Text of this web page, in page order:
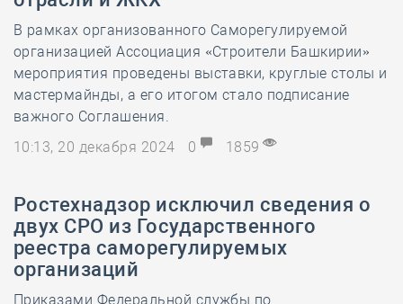
В рамках организованного Саморегулируемой
организацией Ассоциация «Строители Башкирии»
мероприятия проведены выставки, круглые столы и
мастермайнды, а его итогом стало подписание
важного Соглашения.
10:13, 20 декабря 2024
0 1859
Ростехнадзор исключил сведения о
двух СРО из Государственного
реестра саморегулируемых
организаций
Приказами Федеральной службы по